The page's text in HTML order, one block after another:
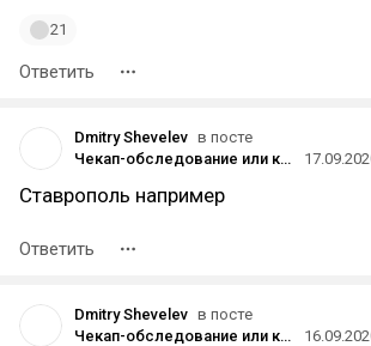
21
Ответить
Dmitry Shevelev в посте
Чекап-обследование или как проходить медосмотр в 21 веке
Ставрополь например
Ответить
Dmitry Shevelev в посте
Чекап-обследование или как проходить медосмотр в 21 веке